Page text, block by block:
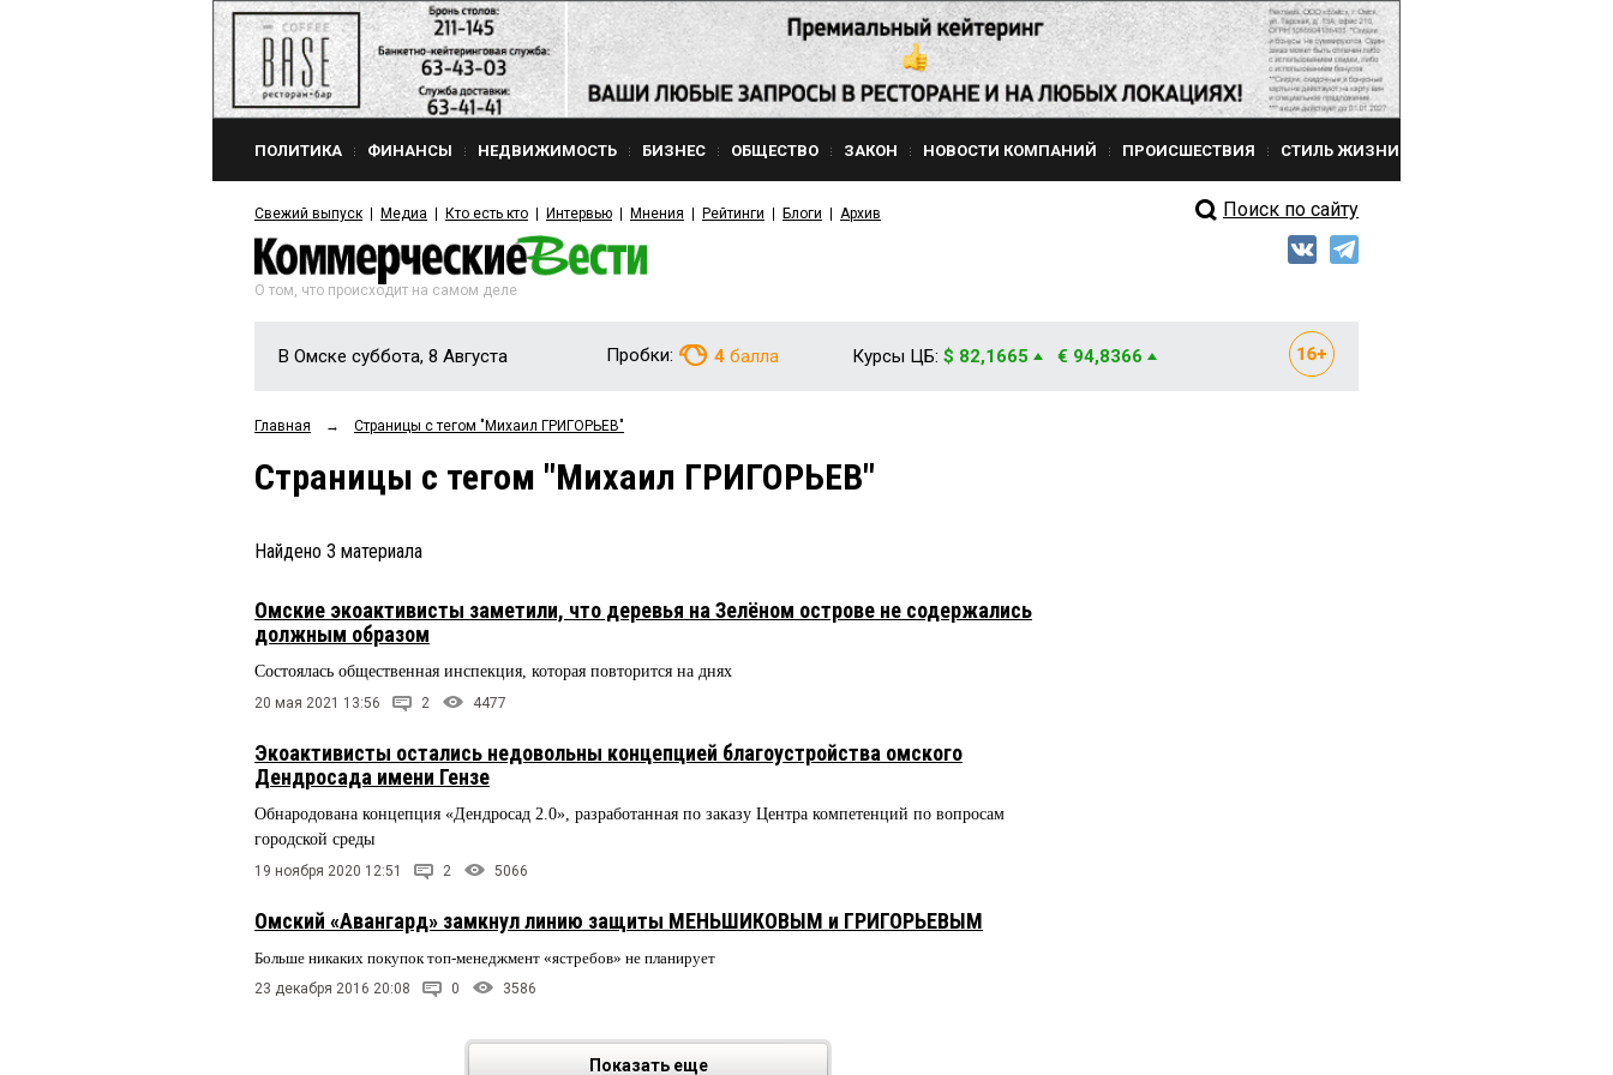
ПОЛИТИКА ФИНАНСЫ НЕДВИЖИМОСТЬ БИЗНЕС ОБЩЕСТВО ЗАКОН НОВОСТИ КОМПАНИЙ ПРОИСШЕСТВИЯ СТИЛЬ ЖИЗНИ
Свежий выпуск Медиа Кто есть кто Интервью Мнения Рейтинги Блоги Архив Поиск по сайту
О том, что происходит на самом деле
В Омске суббота, 8 Августа Пробки: 4 балла Курсы ЦБ: $ 82,1665 € 94,8366
Главная → Страницы c тегом "Михаил ГРИГОРЬЕВ"
Страницы c тегом "Михаил ГРИГОРЬЕВ"
Найдено 3 материала
Омские экоактивисты заметили, что деревья на Зелёном острове не содержались
должным образом
Состоялась общественная инспекция, которая повторится на днях
20 мая 2021 13:56 2 4477
Экоактивисты остались недовольны концепцией благоустройства омского
Дендросада имени Гензе
Обнародована концепция «Дендросад 2.0», разработанная по заказу Центра компетенций по вопросам
городской среды
19 ноября 2020 12:51 2 5066
Омский «Авангард» замкнул линию защиты МЕНЬШИКОВЫМ и ГРИГОРЬЕВЫМ
Больше никаких покупок топ-менеджмент «ястребов» не планирует
23 декабря 2016 20:08 0 3586
Показать еще